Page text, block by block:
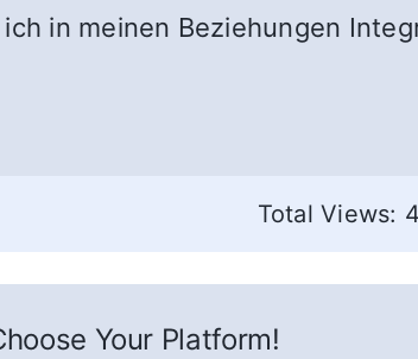
in meinen Beziehungen
Total Views:
Your Platform!